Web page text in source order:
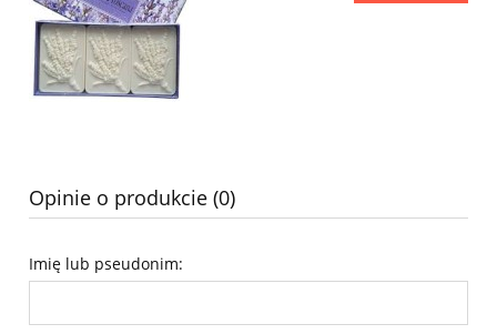
Opinie o produkcie (0)
Imię lub pseudonim: